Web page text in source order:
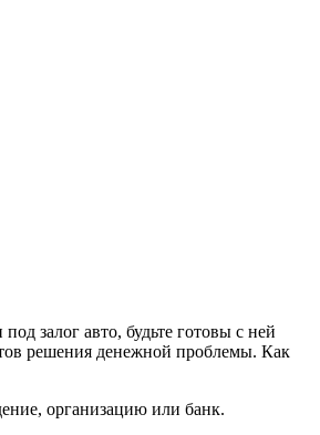
залог авто, будьте готовы с ней
решения денежной проблемы. Как
организацию или банк.